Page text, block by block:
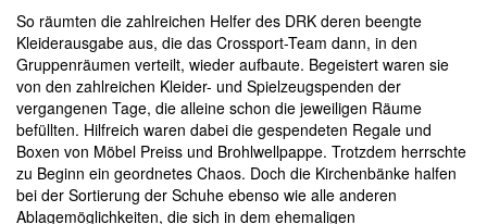
So räumten die zahlreichen Helfer des DRK deren beengte
Kleiderausgabe aus, die das Crossport-Team dann, in den
Gruppenräumen verteilt, wieder aufbaute. Begeistert waren sie
von den zahlreichen Kleider- und Spielzeugspenden der
vergangenen Tage, die alleine schon die jeweiligen Räume
befüllten. Hilfreich waren dabei die gespendeten Regale und
Boxen von Möbel Preiss und Brohlwellpappe. Trotzdem herrschte
zu Beginn ein geordnetes Chaos. Doch die Kirchenbänke halfen
bei der Sortierung der Schuhe ebenso wie alle anderen
Ablagemöglichkeiten, die sich in dem ehemaligen